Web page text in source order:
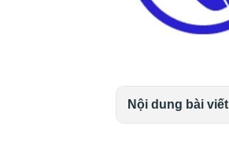
Nội dung bài viết